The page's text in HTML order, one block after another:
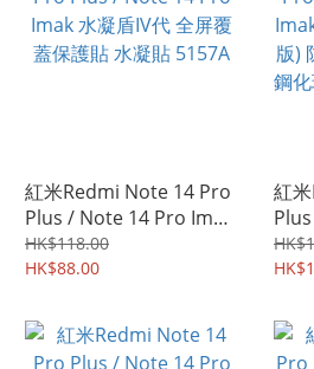
紅米Redmi Note 14 Pro
Plus / Note 14 Pro Imak
水凝盾IV代 全屏覆蓋保護
貼 水凝貼 5157A
HK$118.00
HK$88.00
紅
3D
窺